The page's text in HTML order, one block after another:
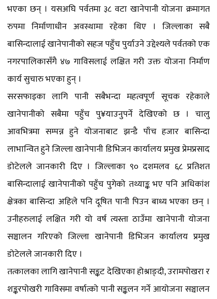
भएका छन् । यसअघि पर्वतमा ३८ वटा खानेपानी योजना क्रमागत
रुपमा निर्माणाधीन अवस्थामा रहेका थिए । जिल्लाका सबै
बासिन्दालाई खानेपानीको सहज पहुँच पुर्याउने उद्देश्यले पर्वतको एक
नगरपालिकासँगै ४७ गाविसलाई लक्षित गरी उक्त योजना निर्माण
कार्य सुचारु भएका हुन् ।
सरसफाइका लागि पानी सबैभन्दा महत्वपूर्ण सूचक रहेकाले
खानेपानीको सबैमा पहुँच पु¥याउनुपर्ने देखिएको छ । चालु
आवभित्रमा सम्पन्न हुने योजनाबाट झन्डै पाँच हजार बासिन्दा
लाभान्वित हुने जिल्ला खानेपानी डिभिजन कार्यालय प्रमुख प्रेमप्रसाद
डोटेलले जानकारी दिए । जिल्लाका ९० दशमलव ६८ प्रतिशत
बासिन्दालाई खानेपानीको पहुँच पुगेको तथ्याङ्क भए पनि अधिकांश
क्षेत्रका बासिन्दा अहिले पनि दूषित पानी पिउन बाध्य भएका छन् ।
उनीहरुलाई लक्षित गरी यो वर्ष त्यस्ता ठाउँमा खानेपानी योजना
सञ्चालन गरिएको जिल्ला खानेपानी डिभिजन कार्यालय प्रमुख
डोटेलले जानकारी दिए ।
तत्कालका लागि खानेपानी सङ्कट देखिएका होश्राङ्दी, उरामपोखरा र
शङ्करपोखरी गाविसमा वर्षात्को पानी सङ्कलन गर्ने आयोजना सञ्चालन